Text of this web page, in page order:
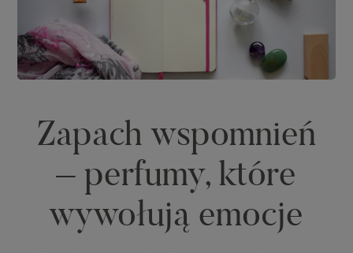
Zapach wspomnień
– perfumy, które
wywołują emocje